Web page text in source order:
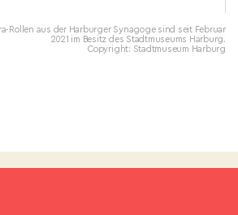
Rollen aus der Harburger Synagoge sind seit Februar
2021 im Besitz des Stadtmuseums Harburg.
Copyright: Stadtmuseum Harburg